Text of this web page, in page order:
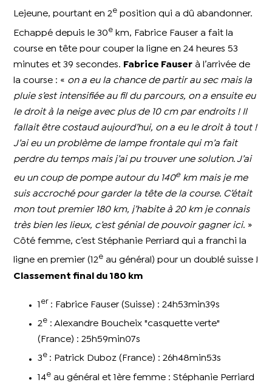
Lejeune, pourtant en 2e position qui a dû abandonner.
Echappé depuis le 30e km, Fabrice Fauser a fait la
course en tête pour couper la ligne en 24 heures 53
minutes et 39 secondes.
Fabrice Fauser à l’arrivée de
la course : « on a eu la chance de partir au sec mais la
pluie s’est intensifiée au fil du parcours, on a ensuite eu
le droit à la neige avec plus de 10 cm par endroits ! Il
fallait être costaud aujourd’hui, on a eu le droit à tout !
J’ai eu un problème de lampe frontale qui m’a fait
perdre du temps mais j’ai pu trouver une solution. J’ai
eu un coup de pompe autour du 140e km mais je me
suis accroché pour garder la tête de la course. C’était
mon tout premier 180 km, j’habite à 20 km je connais
très bien les lieux, c’est génial de pouvoir gagner ici. »
Côté femme, c’est Stéphanie Perriard qui a franchi la
ligne en premier (12e au général) pour un doublé suisse !
Classement final du 180 km
1 er : Fabrice Fauser (Suisse) : 24h53min39s
2e : Alexandre Boucheix "casquette verte"
(France) : 25h59min07s
3e : Patrick Duboz (France) : 26h48min53s
14e au général et 1ère femme : Stéphanie Perriard